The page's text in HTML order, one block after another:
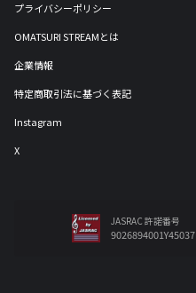
プライバシーポリシー
OMATSURI STREAMとは
企業情報
特定商取引法に基づく表記
Instagram
X
JASRAC 許諾番号
9026894001Y45037